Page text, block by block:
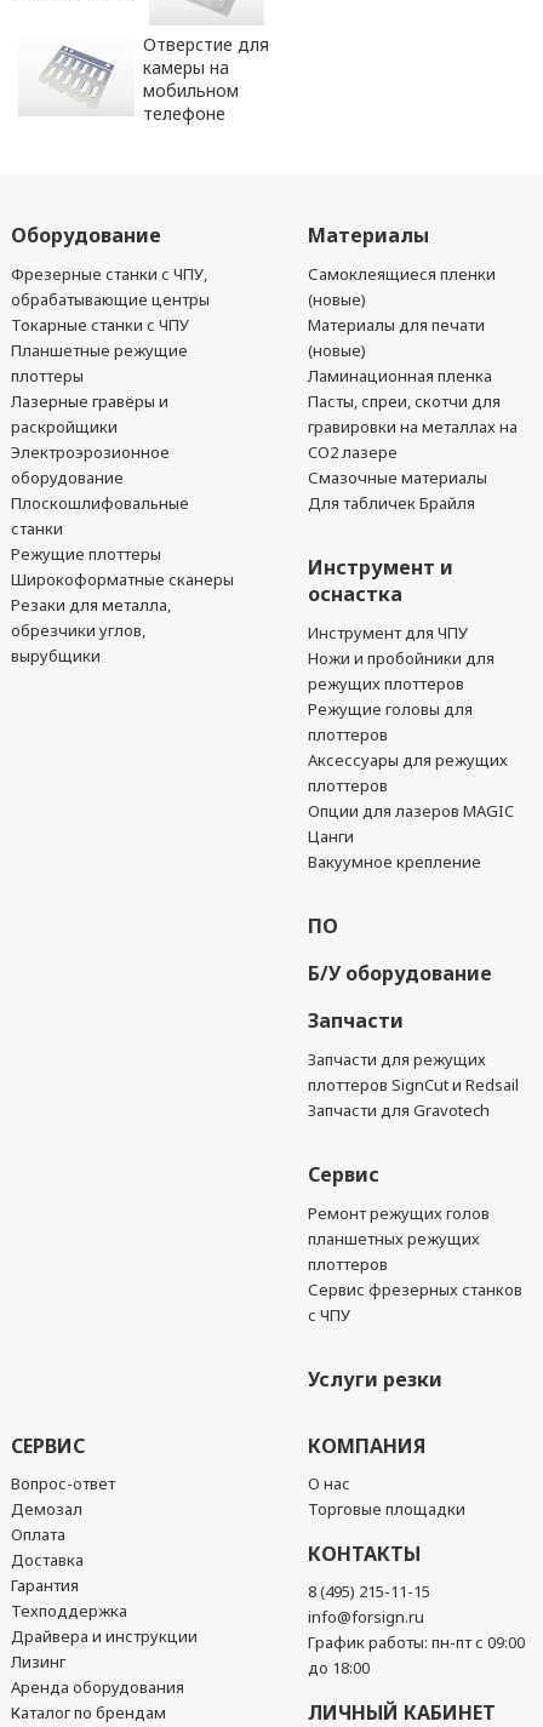
Отверстие для
камеры на
мобильном
телефоне
Оборудование
Фрезерные станки с ЧПУ,
обрабатывающие центры
Токарные станки с ЧПУ
Планшетные режущие
плоттеры
Лазерные гравёры и
раскройщики
Электроэрозионное
оборудование
Плоскошлифовальные
станки
Режущие плоттеры
Широкоформатные сканеры
Резаки для металла,
обрезчики углов,
вырубщики
Материалы
Самоклеящиеся пленки
(новые)
Материалы для печати
(новые)
Ламинационная пленка
Пасты, спреи, скотчи для
гравировки на металлах на
CO2 лазере
Смазочные материалы
Для табличек Брайля
Инструмент и
оснастка
Инструмент для ЧПУ
Ножи и пробойники для
режущих плоттеров
Режущие головы для
плоттеров
Аксессуары для режущих
плоттеров
Опции для лазеров MAGIC
Цанги
Вакуумное крепление
ПО
Б/У оборудование
Запчасти
Запчасти для режущих
плоттеров SignCut и Redsail
Запчасти для Gravotech
Сервис
Ремонт режущих голов
планшетных режущих
плоттеров
Сервис фрезерных станков
с ЧПУ
Услуги резки
СЕРВИС
Вопрос-ответ
Демозал
Оплата
Доставка
Гарантия
Техподдержка
Драйвера и инструкции
Лизинг
Аренда оборудования
Каталог по брендам
КОМПАНИЯ
О нас
Торговые площадки
КОНТАКТЫ
8 (495) 215-11-15
info@forsign.ru
График работы: пн-пт с 09:00
до 18:00
ЛИЧНЫЙ КАБИНЕТ